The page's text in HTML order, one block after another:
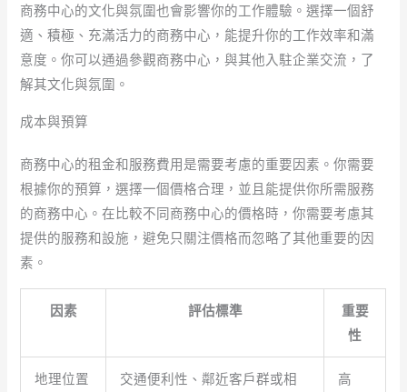
商務中心的文化與氛圍也會影響你的工作體驗。選擇一個舒
適、積極、充滿活力的商務中心，能提升你的工作效率和滿
意度。你可以通過參觀商務中心，與其他入駐企業交流，了
解其文化與氛圍。
成本與預算
商務中心的租金和服務費用是需要考慮的重要因素。你需要
根據你的預算，選擇一個價格合理，並且能提供你所需服務
的商務中心。在比較不同商務中心的價格時，你需要考慮其
提供的服務和設施，避免只關注價格而忽略了其他重要的因
素。
因素 評估標準
重要
性
地理位置
交通便利性、鄰近客戶群或相
高